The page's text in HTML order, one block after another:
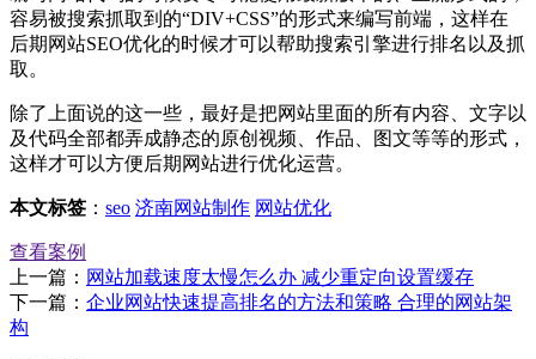
容易被搜索抓取到的“DIV+CSS”的形式来编写前端，这样在
后期网站SEO优化的时候才可以帮助搜索引擎进行排名以及抓
取。
除了上面说的这一些，最好是把网站里面的所有内容、文字以
及代码全部都弄成静态的原创视频、作品、图文等等的形式，
这样才可以方便后期网站进行优化运营。
本文标签 ： seo 济南网站制作 网站优化
查看案例
上一篇： 网站加载速度太慢怎么办 减少重定向设置缓存
下一篇： 企业网站快速提高排名的方法和策略 合理的网站架
构